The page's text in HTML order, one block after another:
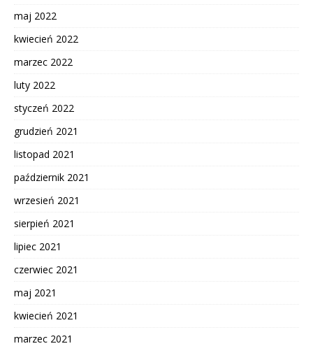
maj 2022
kwiecień 2022
marzec 2022
luty 2022
styczeń 2022
grudzień 2021
listopad 2021
październik 2021
wrzesień 2021
sierpień 2021
lipiec 2021
czerwiec 2021
maj 2021
kwiecień 2021
marzec 2021